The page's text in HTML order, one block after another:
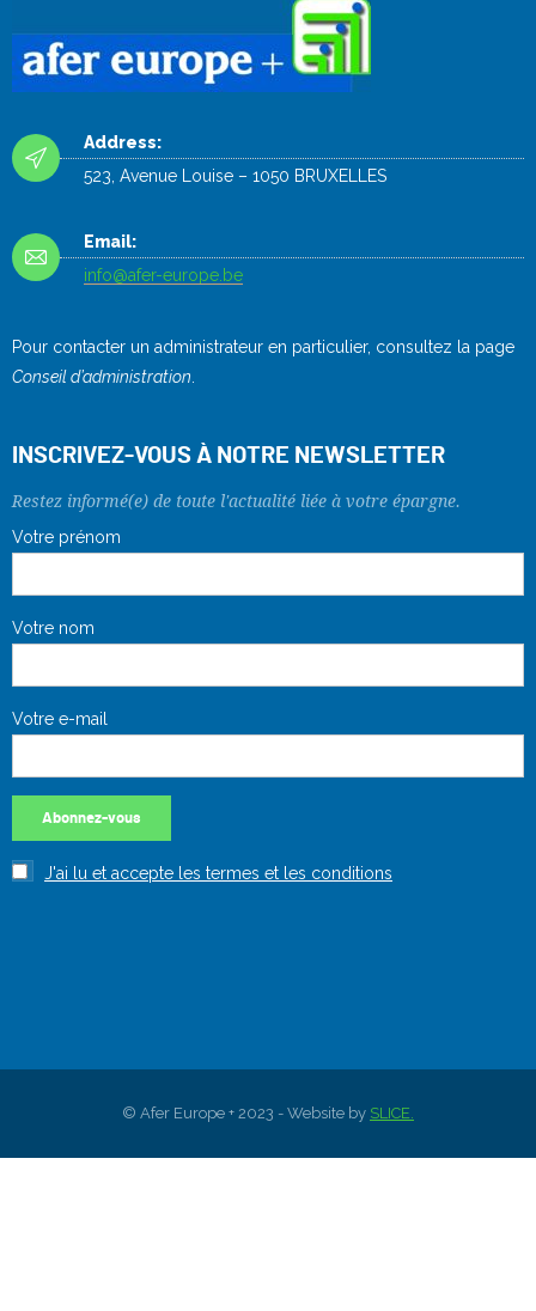
Address:
523, Avenue Louise – 1050 BRUXELLES
Email:
info@afer-europe.be
Pour contacter un administrateur en particulier, consultez la page
Conseil d’administration
INSCRIVEZ-VOUS À NOTRE NEWSLETTER
Restez informé(e) de toute l'actualité liée à votre épargne.
© Afer Europe + 2023 - Website by SLICE.